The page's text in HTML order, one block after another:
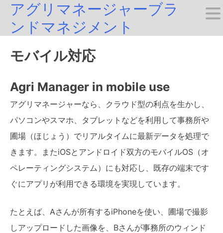
Skipアグリマネージャーブラ
ンドマネジメント
モバイル対応
Agri Manager in mobile use
アグリマネージャーなら、クラウド型の利点を生かし、
パソコンやスマホ、タブレットなどを利用して事務所や
圃場（ほじょう）でリアルタイムに最新データを処理で
きます。またiOSとアンドロイド双方のモバイルOS（オ
ペレーティングシステム）にも対応し、既存の端末です
ぐにアプリが利用できる環境を実現しています。
たとえば、Aさんが所有するiPhoneを使い、圃場で撮影
しアップロードした画像を、Bさんが事務所のウィンド